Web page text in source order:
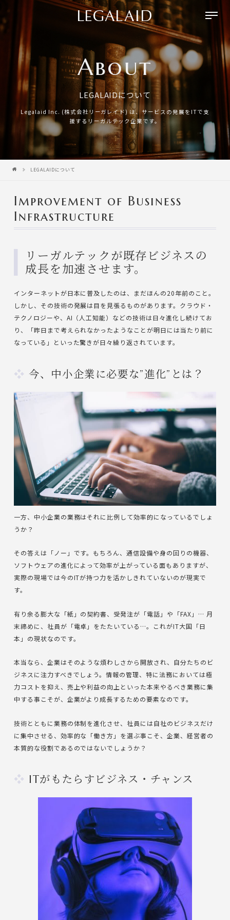
About
LEGALAIDについて
Legalaid Inc. (株式会社リーガレイド) は、サービスの発展をITで支
援するリーガルテック企業です。
LEGALAID
HomeLEGALAIDについて
Improvement of Business
Infrastructure
リーガルテックが既存ビジネスの
成長を加速させます。
インターネットが日本に普及したのは、まだほんの20年前のこと。
しかし、その技術の発展は目を見張るものがあります。クラウド・
テクノロジーや、AI（人工知能）などの技術は日々進化し続けてお
り、「昨日まで考えられなかったようなことが明日には当たり前に
なっている」といった驚きが日々繰り返されています。
今、中小企業に必要な”進化”とは？
一方、中小企業の業務はそれに比例して効率的になっているでしょ
うか？
その答えは「ノー」です。もちろん、通信設備や身の回りの機器、
ソフトウェアの進化によって効率が上がっている面もありますが、
実際の現場では今のITが持つ力を活かしきれていないのが現実で
す。
有り余る膨大な「紙」の契約書、受発注が「電話」や「FAX」… 月
末締めに、社員が「電卓」をたたいている…。これがIT大国「日
本」の現状なのです。
本当なら、企業はそのような煩わしさから開放され、自分たちのビ
ジネスに注力すべきでしょう。情報の管理、特に法務においては極
力コストを抑え、売上や利益の向上といった本来やるべき業務に集
中する事こそが、企業がより成長するための要素なのです。
技術とともに業務の体制を進化させ、社員には自社のビジネスだけ
に集中させる、効率的な「働き方」を選ぶ事こそ、企業、経営者の
本質的な役割であるのではないでしょうか？
ITがもたらすビジネス・チャンス